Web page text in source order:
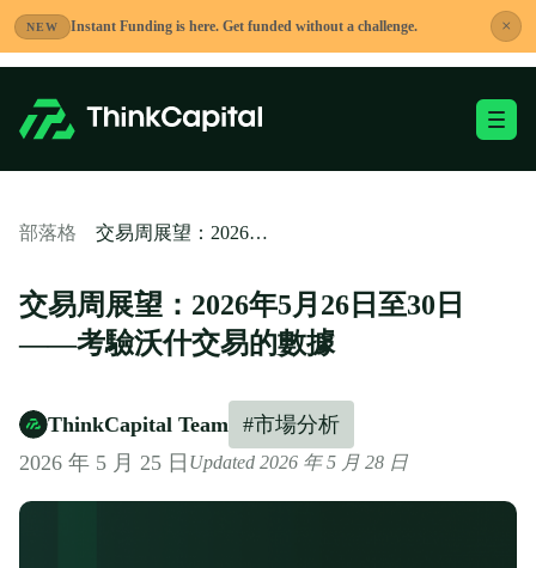
NEW Instant Funding is here. Get funded without a challenge. ×
到
內
切換移動端選單
部落格 交易周展望：2026年5月26日至30日——考驗沃什交易的數據
交易周展望：2026年5月26日至30日
——考驗沃什交易的數據
ThinkCapital Team #市場分析
2026 年 5 月 25 日 Updated 2026 年 5 月 28 日